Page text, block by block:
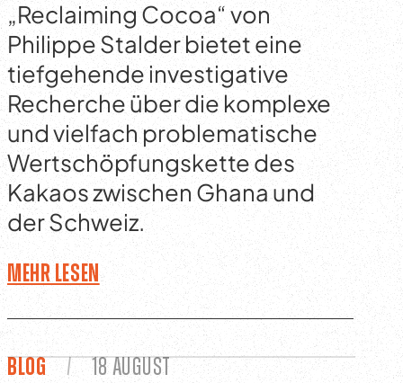
„Reclaiming Cocoa“ von
Philippe Stalder bietet eine
tiefgehende investigative
Recherche über die komplexe
und vielfach problematische
Wertschöpfungskette des
Kakaos zwischen Ghana und
der Schweiz.
Mehr lesen
Blog / 18 August